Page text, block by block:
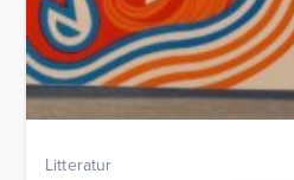
Litteratur